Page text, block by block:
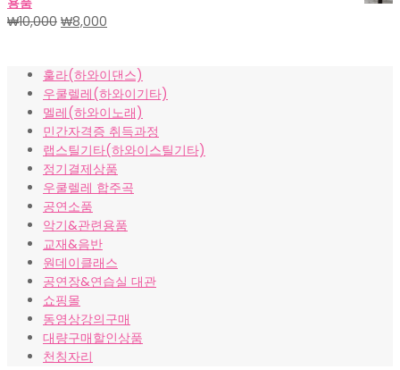
격:
₩10,000.₩8,000.
₩10,000 원
격:
₩10,000.
₩8,000
격:
₩8,000.
훌라(하와이댄스)
우쿨렐레(하와이기타)
멜레(하와이노래)
민간자격증 취득과정
랩스틸기타(하와이스틸기타)
정기결제상품
우쿨렐레 합주곡
공연소품
악기&관련용품
교재&음반
원데이클래스
공연장&연습실 대관
쇼핑몰
동영상강의구매
대량구매할인상품
천칭자리